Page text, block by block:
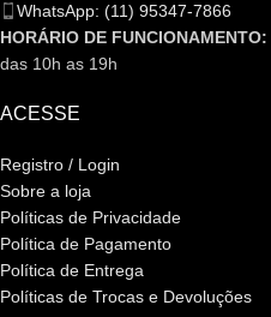
WhatsApp: (11) 95347-7866
HORÁRIO DE FUNCIONAMENTO:
das 10h as 19h
ACESSE
Registro / Login
Sobre a loja
Políticas de Privacidade
Política de Pagamento
Política de Entrega
Políticas de Trocas e Devoluções